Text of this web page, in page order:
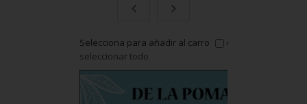
Selecciona para añadir al carro
or
seleccionar todo